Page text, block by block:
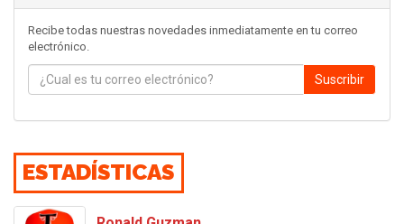
Recibe todas nuestras novedades inmediatamente en tu correo
electrónico.
Suscribir
ESTADÍSTICAS